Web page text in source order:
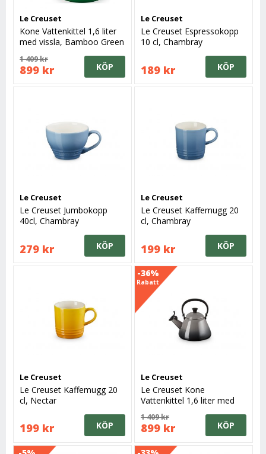
Le Creuset
Kone Vattenkittel 1,6 liter
med vissla, Bamboo Green
1 409 kr
899 kr KÖP
Le Creuset
Le Creuset Espressokopp
10 cl, Chambray
189 kr KÖP
Le Creuset
Le Creuset Jumbokopp
40cl, Chambray
279 kr KÖP
Le Creuset
Le Creuset Kaffemugg 20
cl, Chambray
199 kr KÖP
Le Creuset
Le Creuset Kaffemugg 20
cl, Nectar
199 kr KÖP
-36%
Rabatt
Le Creuset
Le Creuset Kone
Vattenkittel 1,6 liter med
1 409 kr
899 kr KÖP